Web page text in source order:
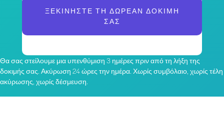
ΞΕΚΙΝΉΣΤΕ ΤΗ ΔΩΡΕΆΝ ΔΟΚΙΜΉ
ΣΑΣ
Θα σας στείλουμε μια υπενθύμιση 3 ημέρες πριν από τη λήξη της
δοκιμής σας. Ακύρωση 24 ώρες την ημέρα. Χωρίς συμβόλαιο, χωρίς τέλη
ακύρωσης, χωρίς δέσμευση.